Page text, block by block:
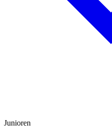
Junioren